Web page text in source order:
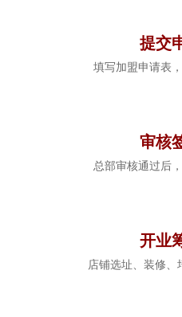
提交
填写加盟申请表
审核
总部审核通过后
开业
店铺选址、装修、